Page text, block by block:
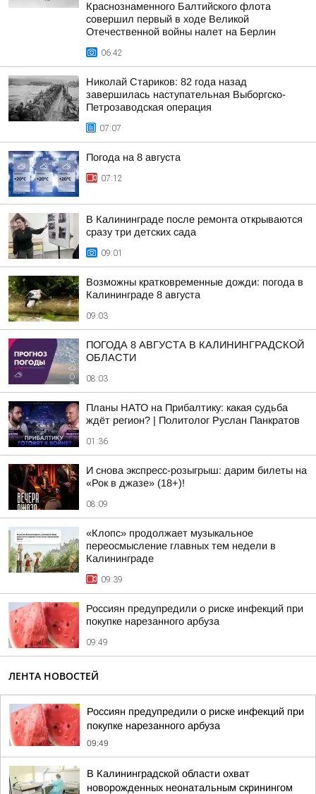
Краснознаменного Балтийского флота
совершил первый в ходе Великой
Отечественной войны налет на Берлин
06:42
Николай Стариков: 82 года назад
завершилась наступательная Выборгско-
Петрозаводская операция
07:07
Погода на 8 августа
07:12
В Калининграде после ремонта открываются
сразу три детских сада
09:01
Возможны кратковременные дожди: погода в
Калининграде 8 августа
09:03
ПОГОДА 8 АВГУСТА В КАЛИНИНГРАДСКОЙ
ОБЛАСТИ
08:03
Планы НАТО на Прибалтику: какая судьба
ждёт регион? | Политолог Руслан Панкратов
01:36
И снова экспресс-розыгрыш: дарим билеты на
«Рок в джазе» (18+)!
08:09
«Клопс» продолжает музыкальное
переосмысление главных тем недели в
Калининграде
09:39
Россиян предупредили о риске инфекций при
покупке нарезанного арбуза
09:49
ЛЕНТА НОВОСТЕЙ
Россиян предупредили о риске инфекций при
покупке нарезанного арбуза
09:49
В Калининградской области охват
новорожденных неонатальным скринингом